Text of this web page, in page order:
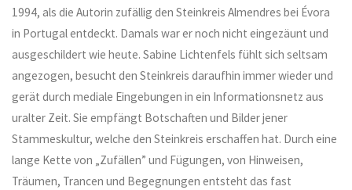
1994, als die Autorin zufällig den Steinkreis Almendres bei Évora
in Portugal entdeckt. Damals war er noch nicht eingezäunt und
ausgeschildert wie heute. Sabine Lichtenfels fühlt sich seltsam
angezogen, besucht den Steinkreis daraufhin immer wieder und
gerät durch mediale Eingebungen in ein Informationsnetz aus
uralter Zeit. Sie empfängt Botschaften und Bilder jener
Stammeskultur, welche den Steinkreis erschaffen hat. Durch eine
lange Kette von „Zufällen” und Fügungen, von Hinweisen,
Träumen, Trancen und Begegnungen entsteht das fast